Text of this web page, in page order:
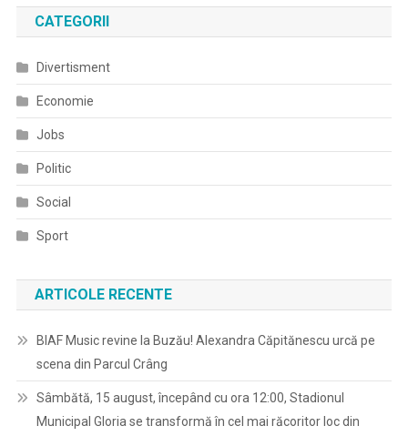
CATEGORII
Divertisment
Economie
Jobs
Politic
Social
Sport
ARTICOLE RECENTE
BIAF Music revine la Buzău! Alexandra Căpitănescu urcă pe
scena din Parcul Crâng
Sâmbătă, 15 august, începând cu ora 12:00, Stadionul
Municipal Gloria se transformă în cel mai răcoritor loc din